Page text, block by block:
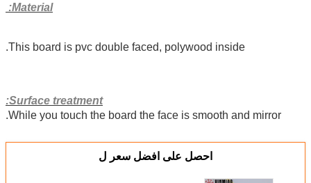
Material:
This board is pvc double faced, polywood inside.
Surface treatment:
احصل على افضل سعر ل